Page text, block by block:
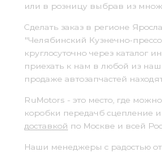
или в розницу выбрав из
Сделать заказ в регионе
"Челябинский Кузнечно-
круглосуточно через каталог
приехать к нам в любой из
продаже автозапчастей
RuMotors - это место, где
коробки передачб сцепление
доставкой по Москве и всей
Наши менеджеры с радостью